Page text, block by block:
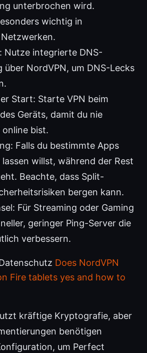
unterbrochen wird.
wichtig in
Nutze integrierte DNS-
über NordVPN, um DNS-Lecks
Start: Starte VPN beim
Geräts, damit du nie
bist.
Falls du bestimmte Apps
willst, während der Rest
Beachte, dass Split-
bergen kann.
Für Streaming oder Gaming
geringer Ping-Server die
verbessern.
Does NordVPN
Fire tablets yes and how to
kräftige Kryptografie, aber
benötigen
um Perfect